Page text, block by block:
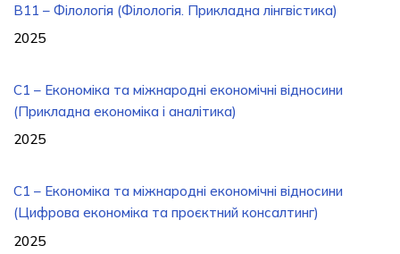
B11 – Філологія (Філологія. Прикладна лінгвістика)
2025
C1 – Економіка та міжнародні економічні відносини
(Прикладна економіка і аналітика)
2025
C1 – Економіка та міжнародні економічні відносини
(Цифрова економіка та проєктний консалтинг)
2025